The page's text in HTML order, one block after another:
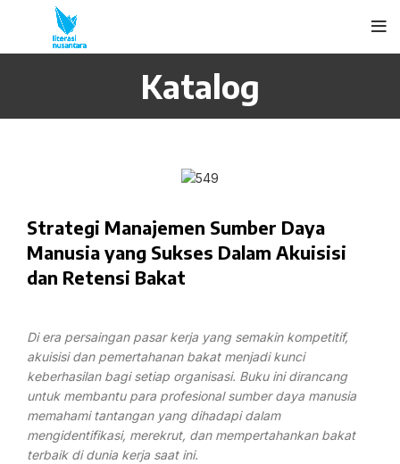
Katalog
Strategi Manajemen Sumber Daya
Manusia yang Sukses Dalam Akuisisi
dan Retensi Bakat
Di era persaingan pasar kerja yang semakin kompetitif,
akuisisi dan pemertahanan bakat menjadi kunci
keberhasilan bagi setiap organisasi. Buku ini dirancang
untuk membantu para profesional sumber daya manusia
memahami tantangan yang dihadapi dalam
mengidentifikasi, merekrut, dan mempertahankan bakat
terbaik di dunia kerja saat ini.